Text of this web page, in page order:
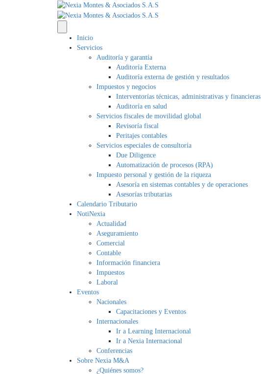
Inicio
Servicios
Auditoría y garantía
Auditoría Externa
Auditoría externa de gestión y resultados
Impuestos y negocios
Interventorías técnicas, administrativas y financieras
Auditoría en salud
Servicios fiscales de movilidad global
Revisoría fiscal
Peritajes contables
Servicios especiales de consultoría
Due Diligence
Automatización de procesos (RPA)
Impuesto personal y gestión de la riqueza
Asesoría en sistemas contables y de operaciones
Asesorías tributarias
Calendario Tributario
NotiNexia
Actualidad
Aseguramiento
Comercial
Contable
Información financiera
Impuestos
Laboral
Eventos
Nacionales
Capacitaciones y Eventos
Internacionales
Ir a Learning Internacional
Ir a Nexia Internacional
Conferencias
Sobre Nexia M&A
¿Quiénes somos?